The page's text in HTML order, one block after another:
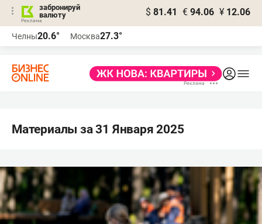
забронируй
валюту
$ 81.41 € 94.06 ¥ 12.06
Челны20.6° Москва27.3°
Материалы за 31 Января 2025